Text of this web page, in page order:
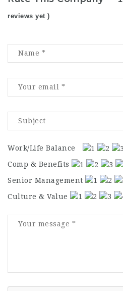
reviews yet )
Work/Life Balance
Comp & Benefits
Senior Management
Culture & Value